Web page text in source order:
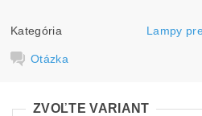
Kategória Lampy
Otázka
ZVOĽTE VARIANT